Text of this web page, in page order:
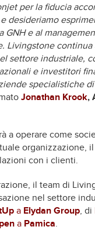
per la fiducia
desideriamo
GNH e al
Livingstone continua
settore industriale,
e investitori
specialistiche
Jonathan Krook,
a operare come
organizzazione,
con i clienti.
il team di
nel settore
a Elydan Group, di
a Pamica.